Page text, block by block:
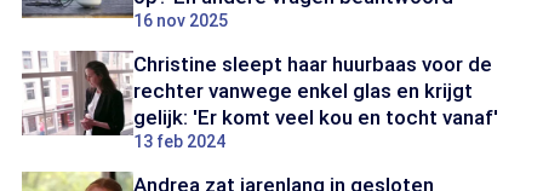
16 nov 2025
Christine sleept haar huurbaas voor de
rechter vanwege enkel glas en krijgt
gelijk: 'Er komt veel kou en tocht vanaf'
13 feb 2024
Andrea zat jarenlang in gesloten